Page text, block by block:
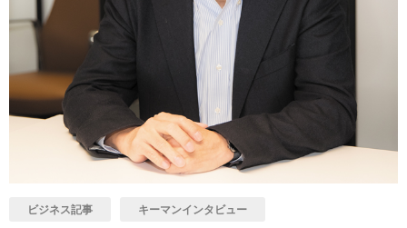
ビジネス記事 キーマンインタビュー